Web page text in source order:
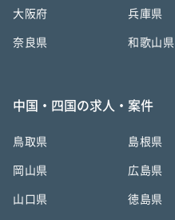
大阪府 兵庫県
奈良県 和歌山県
中国・四国の求人・案件
鳥取県 島根県
岡山県 広島県
山口県 徳島県